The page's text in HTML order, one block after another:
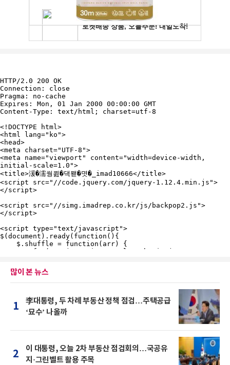
많이 본 뉴스
1
李대통령, 두 차례 부동산 정책 점검…주택공급
‘묘수’ 나올까
2
이 대통령, 오늘 2차 부동산 점검회의…국공유
지·그린벨트 활용 주목